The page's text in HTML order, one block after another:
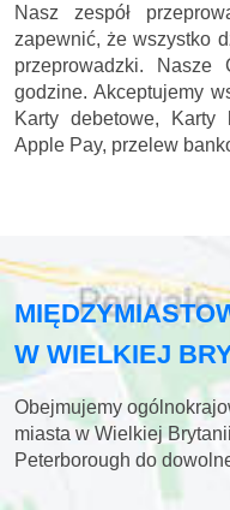
Nasz zespół
zapewnić, że wszystko
przeprowadzki. Nasze
godzine. Akceptujemy
Karty debetowe, Karty
Apple Pay, przelew
W WIELKIEJ
Obejmujemy
miasta w Wielkiej
Peterborough do